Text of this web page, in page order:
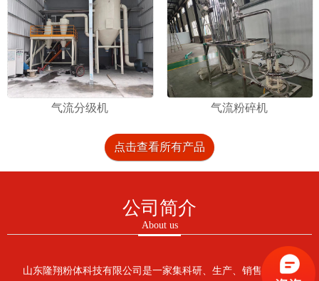
气流分级机 气流粉碎机
点击查看所有产品
公司简介
About us
山东隆翔粉体科技有限公司是一家集科研、生产、销售为一体的